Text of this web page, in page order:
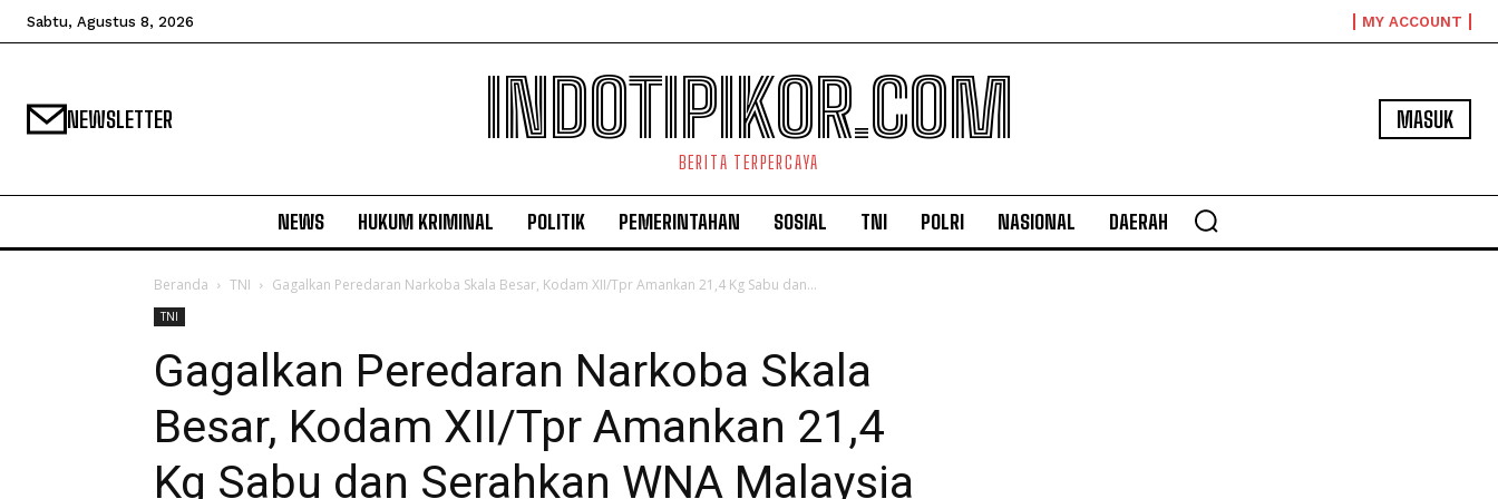
Sabtu, Agustus 8, 2026 MY ACCOUNT
NEWSLETTER INDOTIPIKOR.COM
BERITA TERPERCAYA
MASUK
NEWS HUKUM KRIMINAL POLITIK PEMERINTAHAN SOSIAL TNI POLRI NASIONAL DAERAH
Beranda TNI Gagalkan Peredaran Narkoba Skala Besar, Kodam XII/Tpr Amankan 21,4 Kg Sabu dan...
TNI
Gagalkan Peredaran Narkoba Skala
Besar, Kodam XII/Tpr Amankan 21,4
Kg Sabu dan Serahkan WNA Malaysia